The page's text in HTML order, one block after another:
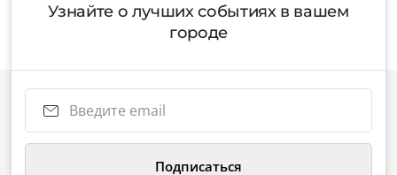
Узнайте о лучших событиях в вашем
городе